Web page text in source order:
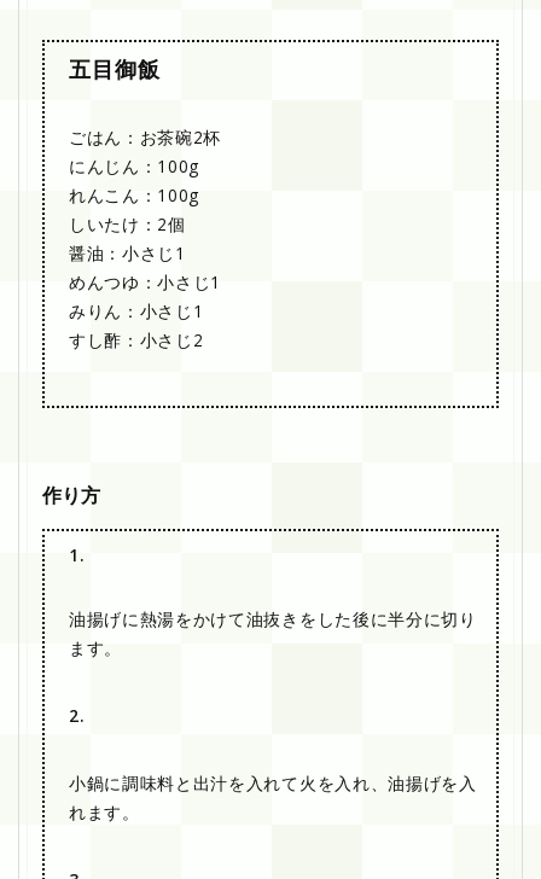
五目御飯
ごはん：お茶碗2杯
にんじん：100g
れんこん：100g
しいたけ：2個
醤油：小さじ1
めんつゆ：小さじ1
みりん：小さじ1
すし酢：小さじ2
作り方
1.
油揚げに熱湯をかけて油抜きをした後に半分に切り
ます。
2.
小鍋に調味料と出汁を入れて火を入れ、油揚げを入
れます。